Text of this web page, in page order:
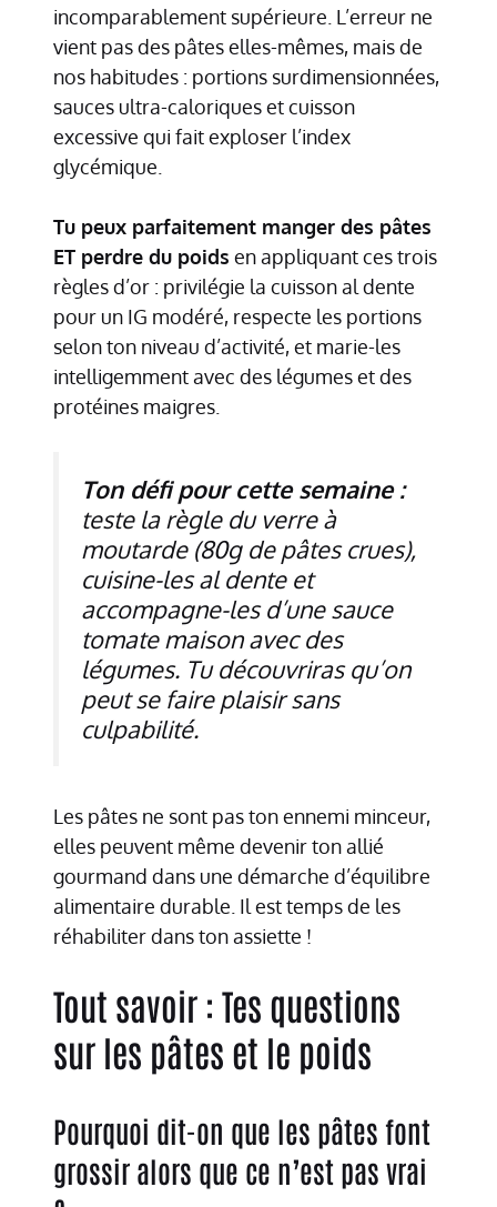
incomparablement supérieure. L’erreur ne
vient pas des pâtes elles-mêmes, mais de
nos habitudes : portions surdimensionnées,
sauces ultra-caloriques et cuisson
excessive qui fait exploser l’index
glycémique.
Tu peux parfaitement manger des pâtes
ET perdre du poids en appliquant ces trois
règles d’or : privilégie la cuisson al dente
pour un IG modéré, respecte les portions
selon ton niveau d’activité, et marie-les
intelligemment avec des légumes et des
protéines maigres.
Ton défi pour cette semaine :
teste la règle du verre à
moutarde (80g de pâtes crues),
cuisine-les al dente et
accompagne-les d’une sauce
tomate maison avec des
légumes. Tu découvriras qu’on
peut se faire plaisir sans
culpabilité.
Les pâtes ne sont pas ton ennemi minceur,
elles peuvent même devenir ton allié
gourmand dans une démarche d’équilibre
alimentaire durable. Il est temps de les
réhabiliter dans ton assiette !
Tout savoir : Tes questions
sur les pâtes et le poids
Pourquoi dit-on que les pâtes font
grossir alors que ce n’est pas vrai